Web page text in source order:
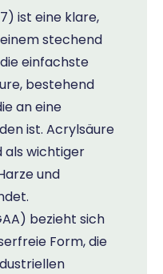
ist eine klare,
stechend
einfachste
bestehend
an eine
ist. Acrylsäure
als wichtiger
und
bezieht sich
Form, die